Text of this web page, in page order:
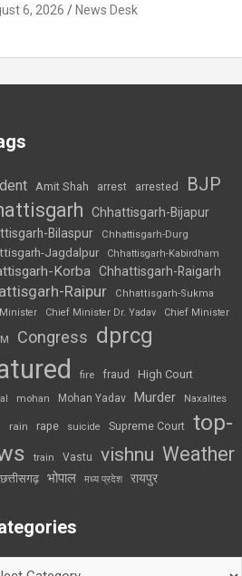
6, 2026 News Desk
Amit Shah arrest arrested BJP
Chhattisgarh-Bijapur
Bilaspur
Chhattisgarh-Durg
Jagdalpur Chhattisgarh-Kabirdham
Korba Chhattisgarh-Raigarh
Raipur
Chhattisgarh-Sukma
Chief Minister Dr. Yadav Chief Minister
Congress dprcg
fire fraud High Court
mohan Mohan Yadav Murder Naxalites
rain rape suicide Supreme Court top-
train Vastu vishnu Weather
छत्तीसगढ़ भोपाल मध्य प्रदेश रायपुर